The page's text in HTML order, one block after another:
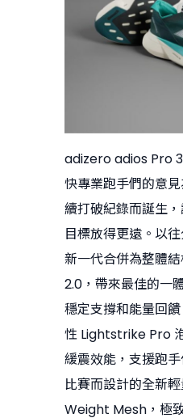
adizero adios Pro
快專業跑手們的意
續打破紀錄而誕生
目標放得更遠。以
新一代合併為整體結
2.0，帶來最佳的一
穩定支撐和能量回
性 Lightstrike Pro
緩震效能，支援跑
比賽而設計的全新
Weight Mesh，極